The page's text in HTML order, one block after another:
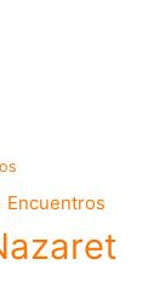
Encuentros